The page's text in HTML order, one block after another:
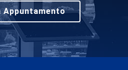
Appuntamento